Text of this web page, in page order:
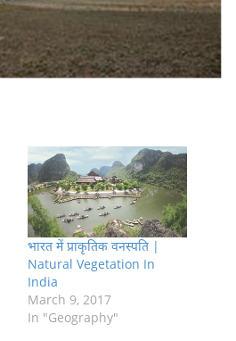
भारत में प्राकृतिक वनस्पति |
Natural Vegetation In
India
March 9, 2017
In "Geography"